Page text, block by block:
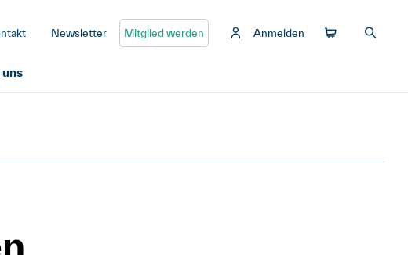
Newsletter Mitglied werden Anmelden
uns